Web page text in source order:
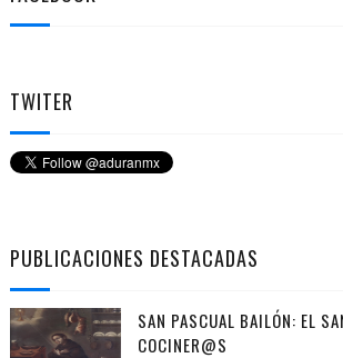
TWITER
PUBLICACIONES DESTACADAS
SAN PASCUAL BAILÓN: EL
COCINER@S